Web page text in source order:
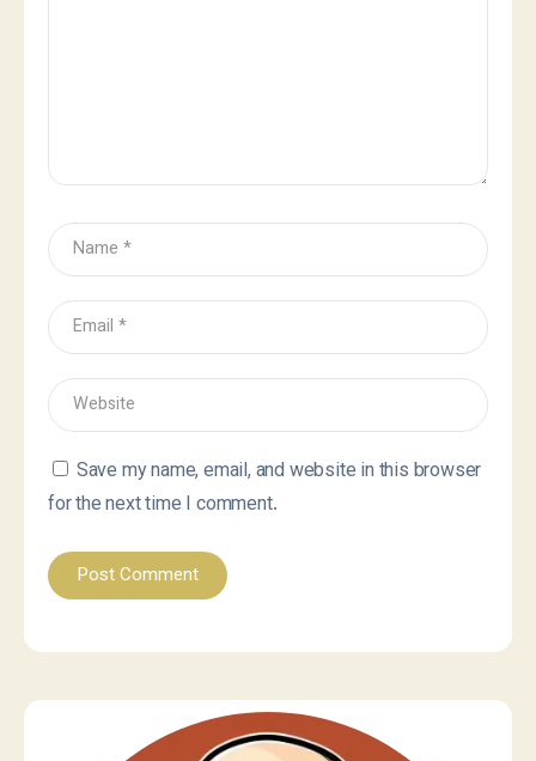
Save my name, email, and website in this browser
for the next time I comment.